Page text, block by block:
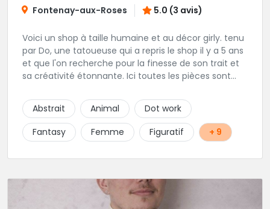
Fontenay-aux-Roses 5.0 (3 avis)
Voici un shop à taille humaine et au décor girly. tenu
par Do, une tatoueuse qui a repris le shop il y a 5 ans
et que l'on recherche pour la finesse de son trait et
sa créativité étonnante. Ici toutes les pièces sont
client. Les séances de tatouage se font en musique
et dans une ambiance décontractée.
Abstrait Animal
Dot work
Fantasy
Femme Figuratif + 9